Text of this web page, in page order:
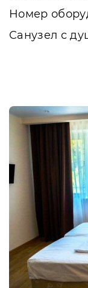
Номер
Санузел с